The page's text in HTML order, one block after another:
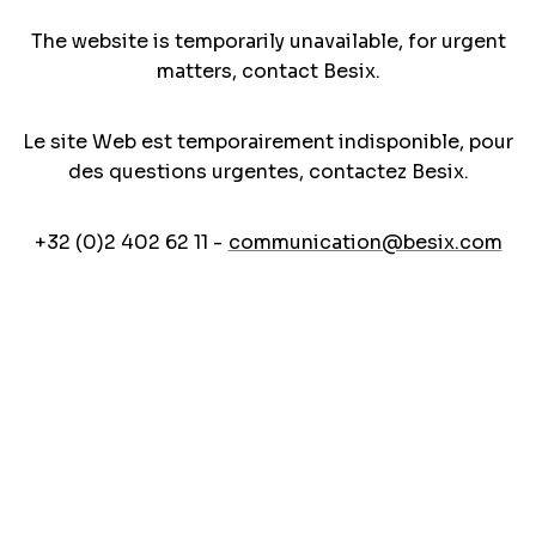
The website is temporarily unavailable, for urgent
matters, contact Besix.
Le site Web est temporairement indisponible, pour
des questions urgentes, contactez Besix.
+32 (0)2 402 62 11 - communication@besix.com